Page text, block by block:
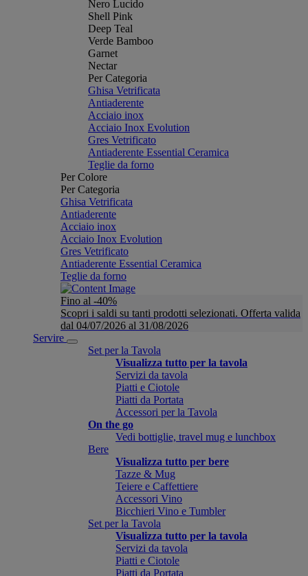
Nero Lucido
Shell Pink
Deep Teal
Verde Bamboo
Garnet
Nectar
Per Categoria
Ghisa Vetrificata
Antiaderente
Acciaio inox
Acciaio Inox Evolution
Gres Vetrificato
Antiaderente Essential Ceramica
Teglie da forno
Per Colore
Per Categoria
Ghisa Vetrificata
Antiaderente
Acciaio inox
Acciaio Inox Evolution
Gres Vetrificato
Antiaderente Essential Ceramica
Teglie da forno
Fino al -40%
Scopri i saldi su tanti prodotti selezionati. Offerta valida
dal 04/07/2026 al 31/08/2026
Servire
Set per la Tavola
Visualizza tutto per la tavola
Servizi da tavola
Piatti e Ciotole
Piatti da Portata
Accessori per la Tavola
On the go
Vedi bottiglie, travel mug e lunchbox
Bere
Visualizza tutto per bere
Tazze & Mug
Teiere e Caffettiere
Accessori Vino
Bicchieri Vino e Tumbler
Set per la Tavola
Visualizza tutto per la tavola
Servizi da tavola
Piatti e Ciotole
Piatti da Portata